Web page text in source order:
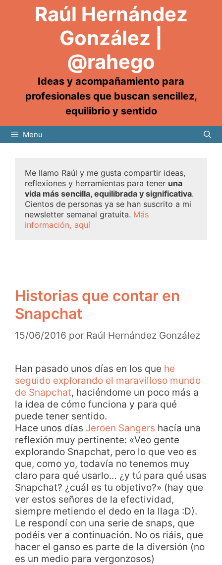
Raúl Hernández
González |
@rahego
Ideas y acompañamiento para
profesionales que buscan sencillez,
equilibrio y sentido
Menu
Me llamo Raúl y me gusta compartir ideas,
reflexiones y herramientas para tener una
vida más sencilla, equilibrada y significativa.
Cientos de personas ya se han suscrito a mi
newsletter semanal gratuita. Más
información, aquí
Historias que contar en
Snapchat
15/06/2016 por Raúl Hernández González
Han pasado unos días en los que he
seguido explorando el maravilloso mundo
de Snapchat, haciéndome un poco más a
la idea de cómo funciona y para qué
puede tener sentido.
Hace unos días Jeroen Sangers hacía una
reflexión muy pertinente: «Veo gente
explorando Snapchat, pero lo que veo es
que, como yo, todavía no tenemos muy
claro para qué usarlo… ¿y tú para qué usas
Snapchat? ¿cuál es tu objetivo?» (hay que
ver estos señores de la efectividad,
siempre metiendo el dedo en la llaga :D).
Le respondí con una serie de snaps, que
podéis ver a continuación. No os riáis, que
hacer el ganso es parte de la diversión (no
es un medio para vergonzosos)